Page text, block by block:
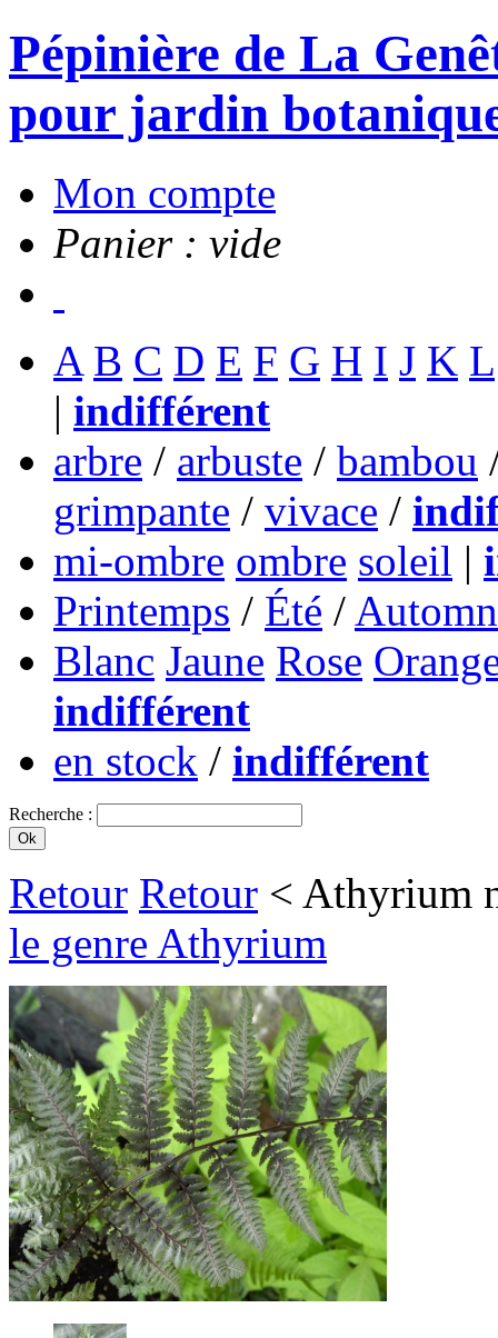
Pépinière de La
pour jardin
Mon compte
Panier : vide
A B C D E F G H I J K L
| indifférent
arbre / arbuste / bambou
grimpante / vivace /
mi-ombre ombre soleil |
Printemps / Été /
Blanc Jaune Rose
indifférent
en stock / indifférent
Recherche :
Retour Retour < Athyrium
le genre Athyrium